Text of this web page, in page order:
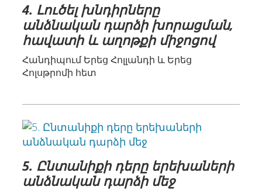
4. Լուծել խնդիրները
անձնական դարձի խորացման,
հավատի և աղոթքի միջոցով
Հանդիպում Երեց Հոլլանդի և Երեց
Հոլսթրոմի հետ
5. Ընտանիքի դերը երեխաների
անձնական դարձի մեջ